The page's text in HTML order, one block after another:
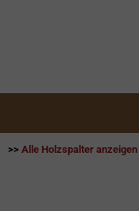
>> Alle Holzspalter anzeigen